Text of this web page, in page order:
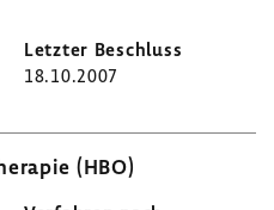
18.10.2007
(HBO)